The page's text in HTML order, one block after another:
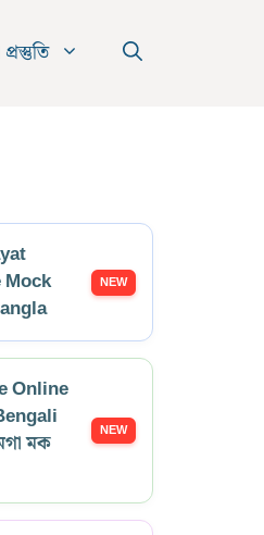
Mock
Online
মক